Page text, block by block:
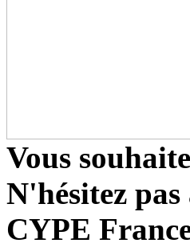
Vous
N'hésitez
CYPE